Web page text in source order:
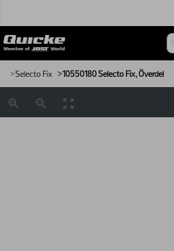
Selecto Fix 10550180Selecto Fix, Överdel